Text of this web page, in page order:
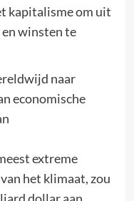
kapitalisme om uit
winsten te
naar
economische
extreme
het klimaat, zou